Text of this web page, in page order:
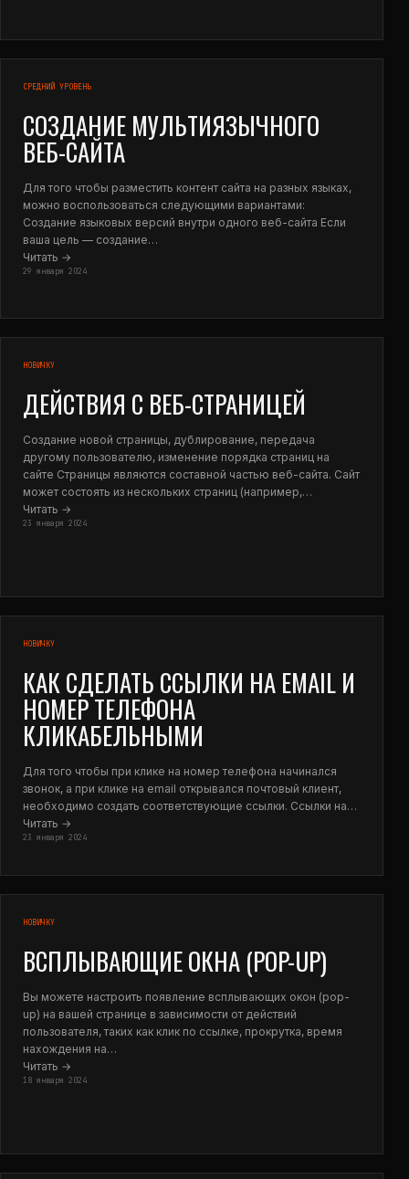
СРЕДНИЙ УРОВЕНЬ
CОЗДАНИЕ МУЛЬТИЯЗЫЧНОГО
ВЕБ-САЙТА
Для того чтобы разместить контент сайта на разных языках,
можно воспользоваться следующими вариантами:
Создание языковых версий внутри одного веб-сайта Если
ваша цель — создание…
Читать →
29 января 2024
НОВИЧКУ
ДЕЙСТВИЯ С ВЕБ-СТРАНИЦЕЙ
Создание новой страницы, дублирование, передача
другому пользователю, изменение порядка страниц на
сайте Страницы являются составной частью веб-сайта. Сайт
может состоять из нескольких страниц (например,…
Читать →
23 января 2024
НОВИЧКУ
КАК СДЕЛАТЬ ССЫЛКИ НА EMAIL И
НОМЕР ТЕЛЕФОНА
КЛИКАБЕЛЬНЫМИ
Для того чтобы при клике на номер телефона начинался
звонок, а при клике на email открывался почтовый клиент,
необходимо создать соответствующие ссылки. Ссылки на…
Читать →
23 января 2024
НОВИЧКУ
ВСПЛЫВАЮЩИЕ ОКНА (POP-UP)
Вы можете настроить появление всплывающих окон (pop-
up) на вашей странице в зависимости от действий
пользователя, таких как клик по ссылке, прокрутка, время
нахождения на…
Читать →
18 января 2024